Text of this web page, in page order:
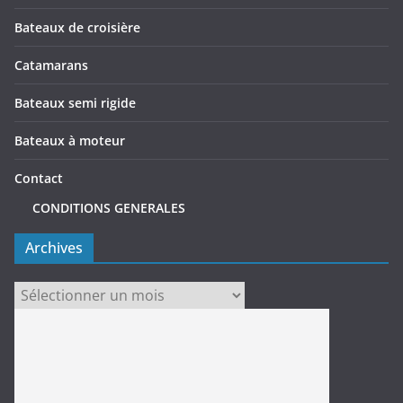
Bateaux de croisière
Catamarans
Bateaux semi rigide
Bateaux à moteur
Contact
CONDITIONS GENERALES
Archives
Archives